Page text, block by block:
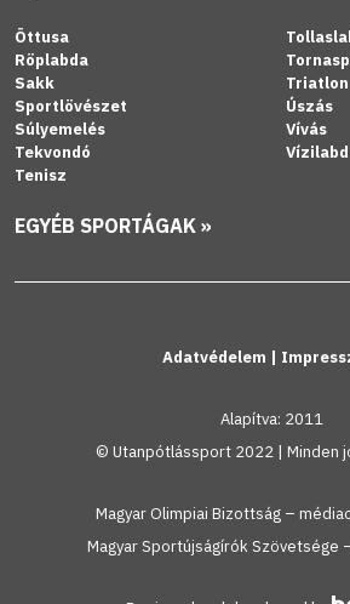
Öttusa
Röplabda
Sakk
Sportlövészet
Súlyemelés
Tekvondó
Tenisz
Triatlon
Úszás
Vívás
EGYÉB SPORTÁGAK »
Adatvédelem |
Alapítva: 2011
© Utanpótlássport 2022 | Minden
Magyar Olimpiai Bizottság –
Magyar Sportújságírók Szövetsége